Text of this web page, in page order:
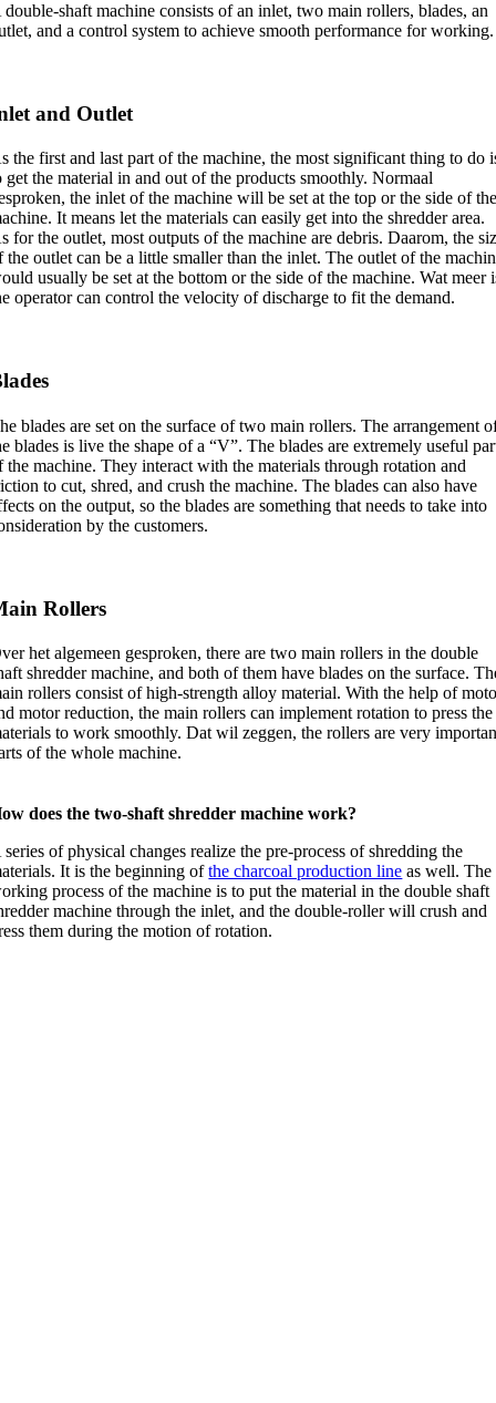
double-shaft machine consists of an inlet,two main rollers,blades,an
,and a control system to achieve smooth performance for working.
and Outlet
the first and last part of the machine,the most significant thing to do
get the material in and out of the products smoothly. Normaal
the inlet of the machine will be set at the top or the side of
.It means let the materials can easily get into the shredder area.
for the outlet,most outputs of the machine are debris. Daarom,the
the outlet can be a little smaller than the inlet.The outlet of the
usually be set at the bottom or the side of the machine. Wat meer
operator can control the velocity of discharge to fit the demand.
blades are set on the surface of two main rollers.The arrangement
blades is live the shape of a “V”.The blades are extremely useful
the machine.They interact with the materials through rotation and
to cut,shred,and crush the machine.The blades can also have
on the output,so the blades are something that needs to take into
by the customers.
Rollers
het algemeen gesproken,there are two main rollers in the double
shredder machine,and both of them have blades on the surface.
rollers consist of high-strength alloy material.With the help of
motor reduction,the main rollers can implement rotation to press the
to work smoothly. Dat wil zeggen,the rollers are very
of the whole machine.
does the two-shaft shredder machine work?
series of physical changes realize the pre-process of shredding the
.It is the beginning of the charcoal production line as well.The
process of the machine is to put the material in the double shaft
machine through the inlet,and the double-roller will crush and
them during the motion of rotation.